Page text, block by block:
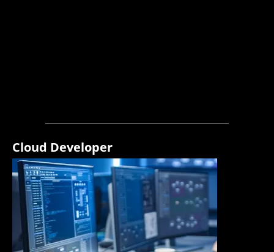
Cloud Developer